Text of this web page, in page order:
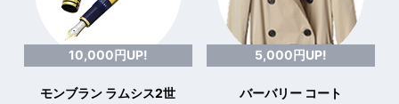
10,000円UP!
モンブラン ラムシス2世
5,000円UP!
バーバリー コート